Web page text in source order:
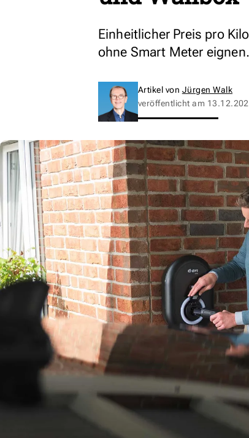
Einheitlicher Preis pro
ohne Smart Meter eignen.
Artikel von Jürgen Walk
veröffentlicht am